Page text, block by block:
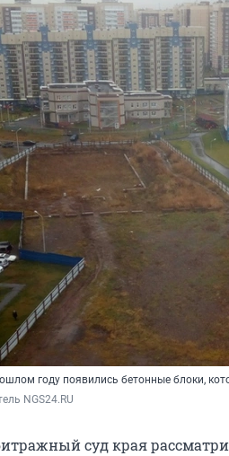
году появились бетонные блоки,
NGS24.RU
суд края